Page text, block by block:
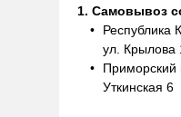
1. Самовывоз
Республика
ул. Крылова
Приморский
Уткинская 6